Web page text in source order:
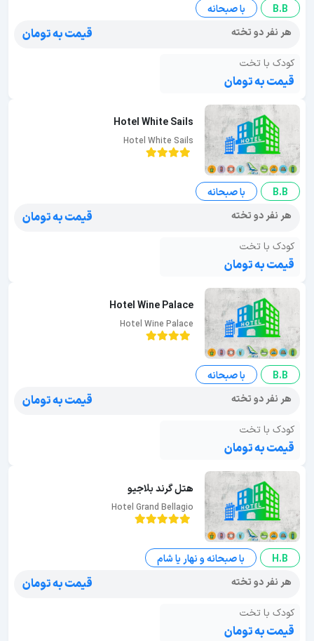
B.B
با صبحانه
هر نفر دو تخته
قیمت به تومان
کودک با تخت
قیمت به تومان
Hotel White Sails
Hotel White Sails
B.B
با صبحانه
هر نفر دو تخته
قیمت به تومان
کودک با تخت
قیمت به تومان
Hotel Wine Palace
Hotel Wine Palace
B.B
با صبحانه
هر نفر دو تخته
قیمت به تومان
کودک با تخت
قیمت به تومان
هتل گرند بلاجیو
Hotel Grand Bellagio
H.B
با صبحانه و نهار یا شام
هر نفر دو تخته
قیمت به تومان
کودک با تخت
قیمت به تومان